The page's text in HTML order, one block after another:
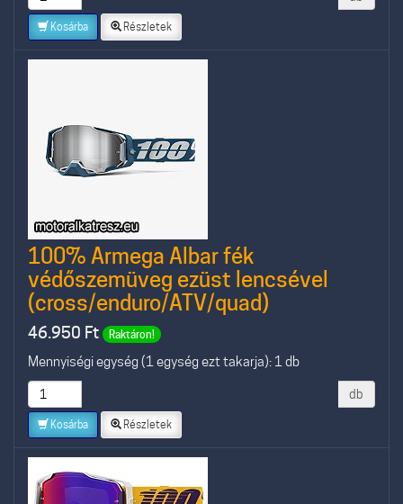
Kosárba Részletek
100% Armega Albar fék
védőszemüveg ezüst lencsével
(cross/enduro/ATV/quad)
46.950 Ft Raktáron!
Mennyiségi egység (1 egység ezt takarja): 1 db
db
Kosárba Részletek